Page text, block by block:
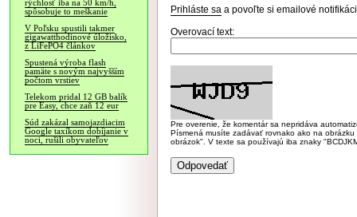
rýchlosť iba na 50 km/h,
spôsobuje to meškanie
V Poľsku spustili takmer
gigawatthodinové úložisko,
z LiFePO4 článkov
Spustená výroba flash
pamäte s novým najvyšším
počtom vrstiev
Telekom pridal 12 GB balík
pre Easy, chce zaň 12 eur
Súd zakázal samojazdiacim
Google taxíkom dobíjanie v
noci, rušili obyvateľov
Prihláste sa a povoľte si emailové
Overovací text:
Pre overenie, že komentár sa nepridáva
Písmená musíte zadávať rovnako ako na
obrázok". V texte sa používajú iba znaky